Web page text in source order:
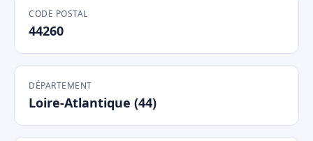
CODE POSTAL
44260
DÉPARTEMENT
Loire-Atlantique (44)